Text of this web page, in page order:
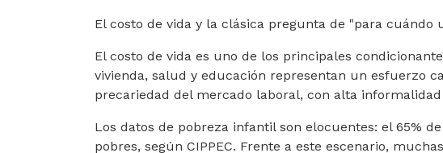
El costo de vida y la clásica pregunta de "para cuándo
El costo de vida es uno de los principales
vivienda, salud y educación representan un esfuerzo
precariedad del mercado laboral, con alta informalidad
Los datos de pobreza infantil son elocuentes: el 65%
pobres, según CIPPEC. Frente a este escenario,